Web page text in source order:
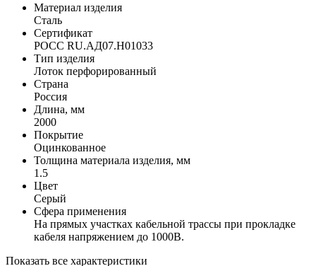
Материал изделия
Сталь
Сертификат
POCC RU.АД07.H01033
Тип изделия
Лоток перфорированный
Страна
Россия
Длина, мм
2000
Покрытие
Оцинкованное
Толщина материала изделия, мм
1.5
Цвет
Серый
Сфера применения
На прямых участках кабельной трассы при прокладке
кабеля напряжением до 1000В.
Показать все характеристики